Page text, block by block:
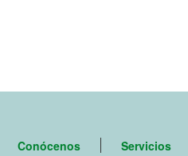
Conócenos Servicios